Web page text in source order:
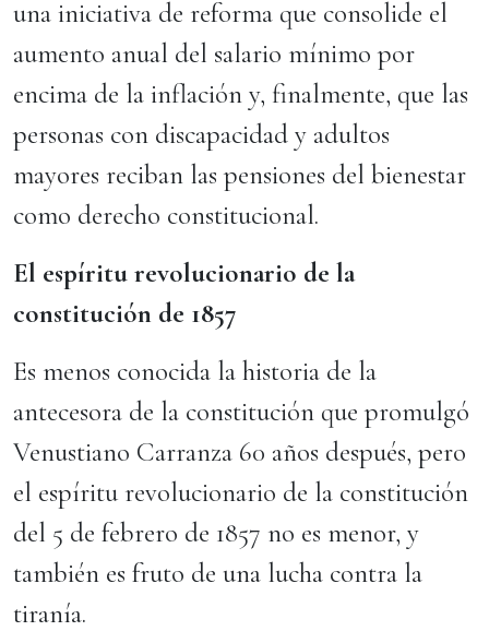
una iniciativa de reforma que consolide el
aumento anual del salario mínimo por
encima de la inflación y, finalmente, que las
personas con discapacidad y adultos
mayores reciban las pensiones del bienestar
como derecho constitucional.
El espíritu revolucionario de la
constitución de 1857
Es menos conocida la historia de la
antecesora de la constitución que promulgó
Venustiano Carranza 60 años después, pero
el espíritu revolucionario de la constitución
del 5 de febrero de 1857 no es menor, y
también es fruto de una lucha contra la
tiranía.